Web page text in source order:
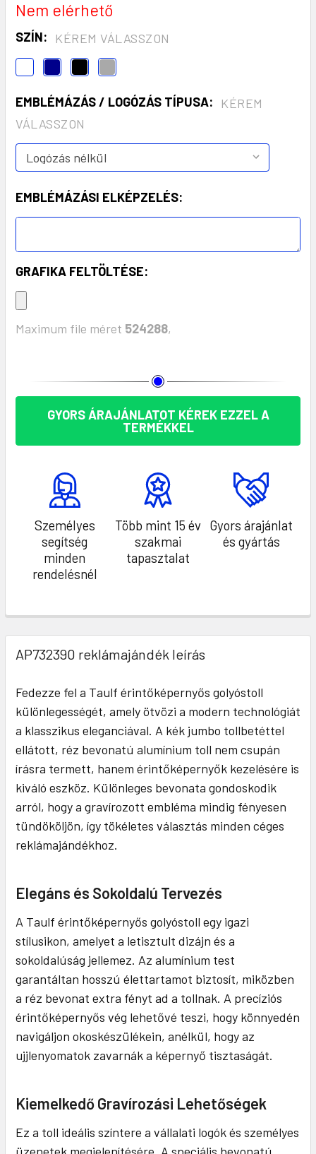
Nem elérhető
SZÍN: KÉREM VÁLASSZON
EMBLÉMÁZÁS / LOGÓZÁS TÍPUSA:
KÉREM
VÁLASSZON
EMBLÉMÁZÁSI ELKÉPZELÉS:
GRAFIKA FELTÖLTÉSE:
Maximum file méret 524288,
GYORS ÁRAJÁNLATOT KÉREK EZZEL A
TERMÉKKEL
Személyes
segítség
minden
rendelésnél
Több mint 15 év
szakmai
tapasztalat
Gyors árajánlat
és gyártás
AP732390 reklámajándék leírás
Fedezze fel a Taulf érintőképernyős golyóstoll
különlegességét, amely ötvözi a modern technológiát
a klasszikus eleganciával. A kék jumbo tollbetéttel
ellátott, réz bevonatú alumínium toll nem csupán
írásra termett, hanem érintőképernyők kezelésére is
kiváló eszköz. Különleges bevonata gondoskodik
arról, hogy a gravírozott embléma mindig fényesen
tündököljön, így tökéletes választás minden céges
reklámajándékhoz.
Elegáns és Sokoldalú Tervezés
A Taulf érintőképernyős golyóstoll egy igazi
stílusikon, amelyet a letisztult dizájn és a
sokoldalúság jellemez. Az alumínium test
garantáltan hosszú élettartamot biztosít, miközben
a réz bevonat extra fényt ad a tollnak. A precíziós
érintőképernyős vég lehetővé teszi, hogy könnyedén
navigáljon okoskészülékein, anélkül, hogy az
ujjlenyomatok zavarnák a képernyő tisztaságát.
Kiemelkedő Gravírozási Lehetőségek
Ez a toll ideális színtere a vállalati logók és személyes